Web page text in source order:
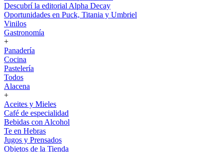
Descubrí la editorial Alpha Decay
Oportunidades en Puck, Titania y Umbriel
Vinilos
Gastronomía
+
Panadería
Cocina
Pastelería
Todos
Alacena
+
Aceites y Mieles
Café de especialidad
Bebidas con Alcohol
Te en Hebras
Jugos y Prensados
Objetos de la Tienda